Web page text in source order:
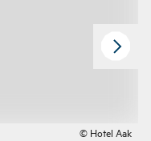
© Hotel Aak